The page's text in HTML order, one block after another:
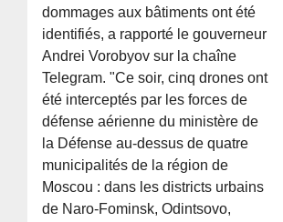
dommages aux bâtiments ont été
identifiés, a rapporté le gouverneur
Andrei Vorobyov sur la chaîne
Telegram. "Ce soir, cinq drones ont
été interceptés par les forces de
défense aérienne du ministère de
la Défense au-dessus de quatre
municipalités de la région de
Moscou : dans les districts urbains
de Naro-Fominsk, Odintsovo,